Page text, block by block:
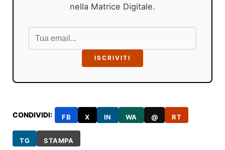
nella Matrice Digitale.
ISCRIVITI
CONDIVIDI: FB X IN WA @ RT
TG STAMPA